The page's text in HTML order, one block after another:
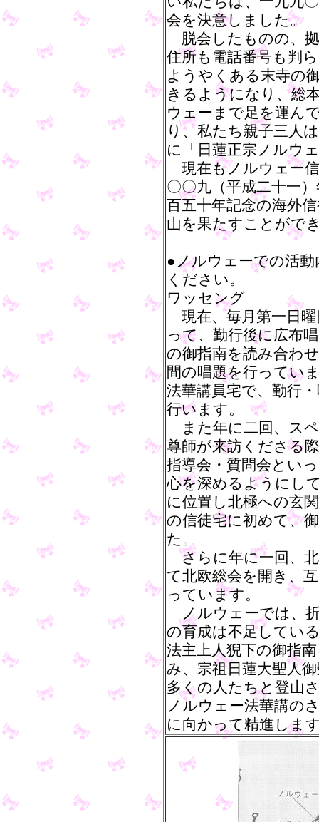
会を決意しました。
脱会したものの、
住所も電話番号も判
ようやくある末寺の
きるようになり、総
ウェーまで足を運ん
り、私たち親子三人
に「日蓮正宗ノルウ
現在もノルウェー
〇〇九（平成二十一
百五十年記念の海外
山を果たすことがで
●ノルウェーでの活
ください。
ワッセング
現在、毎月第一日
って、勤行後に広布
の御指南を読み合わ
間の唱題を行ってい
法華講員宅で、勤行
行います。
また年に二回、ス
尊師が来訪くださる
指導会・質問会とい
心を深めるようにし
に位置し北極への玄
の信徒宅に初めて、
た。
さらに年に一回、
て北欧総会を開き、
っています。
ノルウェーでは、
の育成は不足してい
法主上人猊下の御指
み、宗祖日蓮大聖人
多くの人たちと登山
ノルウェー法華講の
に向かって精進しま